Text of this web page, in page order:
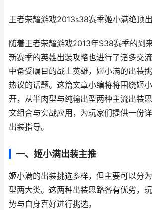
王者荣耀游戏2013s38赛季姬小满绝顶
随着王者荣耀游戏2013年S38赛季的到
新赛季的英雄出装攻略也进行了诸多交
中备受瞩目的战士英雄，姬小满的出装
热议的话题。这篇文章小编将将围绕姬
开，从半肉型与纯输出型两种主流出装
文组合与实战应用，为玩家们提供一份
出装指导。
一、姬小满出装主推
姬小满的出装挑选多样，但主要可以分
型两大类。这两种出装思路各有优劣，
势与自身喜好进行挑选。